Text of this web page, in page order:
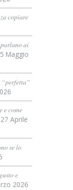
copiare
parlano ai
Maggio
“perfetta”
e come
27 Aprile
se lo
e
2026